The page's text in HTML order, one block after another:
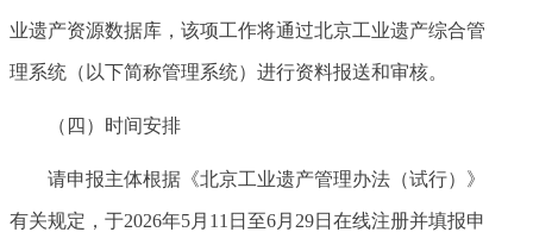
业遗产资源数据库，该项工作将通过北京工业遗产综合管
理系统（以下简称管理系统）进行资料报送和审核。
（四）时间安排
请申报主体根据《北京工业遗产管理办法（试行）》
有关规定，于2026年5月11日至6月29日在线注册并填报申